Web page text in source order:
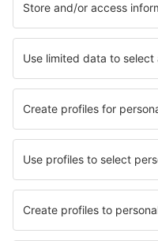
Ubytování Vaeggerlose
Nejlepší ubytování - města
Ubytování in Chaveignes
Ubytování in Hikkaduwa